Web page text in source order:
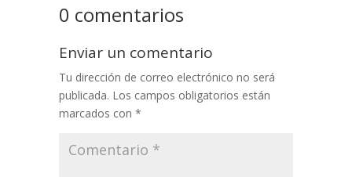
0 comentarios
Enviar un comentario
Tu dirección de correo electrónico no será
publicada. Los campos obligatorios están
marcados con *